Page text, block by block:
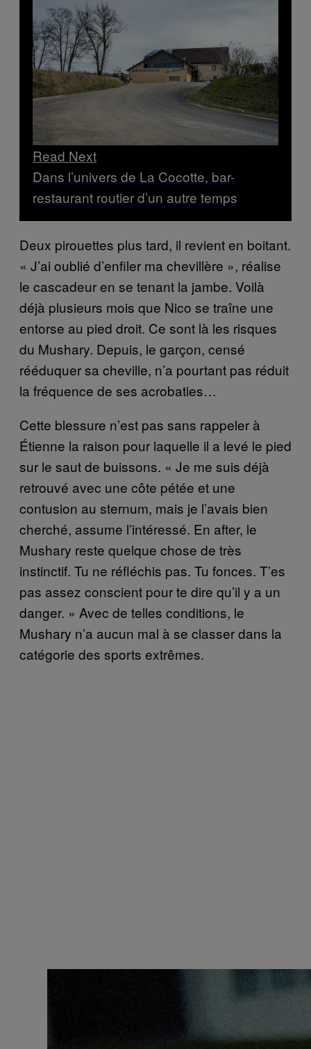
Read Next
Dans l’univers de La Cocotte, bar-
restaurant routier d’un autre temps
Deux pirouettes plus tard, il revient en boitant.
« J’ai oublié d’enfiler ma chevillère », réalise
le cascadeur en se tenant la jambe. Voilà
déjà plusieurs mois que Nico se traîne une
entorse au pied droit. Ce sont là les risques
du Mushary. Depuis, le garçon, censé
rééduquer sa cheville, n’a pourtant pas réduit
la fréquence de ses acrobaties…
Cette blessure n’est pas sans rappeler à
Étienne la raison pour laquelle il a levé le pied
sur le saut de buissons. « Je me suis déjà
retrouvé avec une côte pétée et une
contusion au sternum, mais je l’avais bien
cherché, assume l’intéressé. En after, le
Mushary reste quelque chose de très
instinctif. Tu ne réfléchis pas. Tu fonces. T’es
pas assez conscient pour te dire qu’il y a un
danger. » Avec de telles conditions, le
Mushary n’a aucun mal à se classer dans la
catégorie des sports extrêmes.